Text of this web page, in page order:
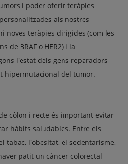
i poder oferir teràpies
als nostres
noves teràpies dirigides (com les
de BRAF o HER2) i la
l'estat dels gens reparadors
hipermutacional del tumor.
còlon i recte és important evitar
hàbits saludables. Entre els
tabac, l'obesitat, el sedentarisme,
patit un càncer colorectal